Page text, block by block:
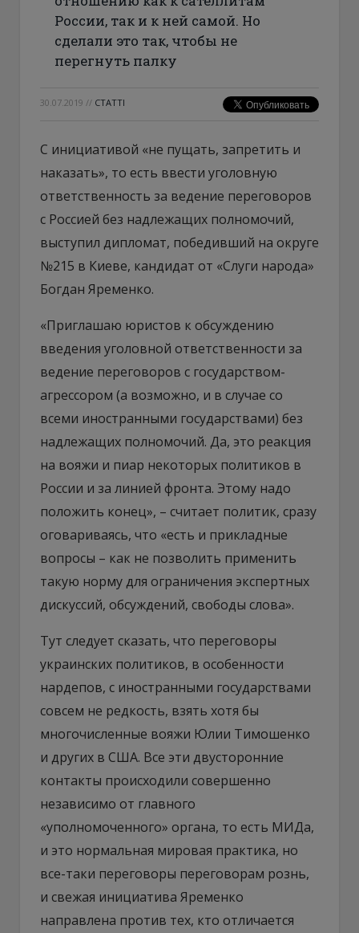
России, так и к ней самой. Но
сделали это так, чтобы не
перегнуть палку
30.07.2019 // СТАТТІ
С инициативой «не пущать, запретить и
наказать», то есть ввести уголовную
ответственность за ведение переговоров
с Россией без надлежащих полномочий,
выступил дипломат, победивший на округе
№215 в Киеве, кандидат от «Слуги народа»
Богдан Яременко.
«Приглашаю юристов к обсуждению
введения уголовной ответственности за
ведение переговоров с государством-
агрессором (а возможно, и в случае со
всеми иностранными государствами) без
надлежащих полномочий. Да, это реакция
на вояжи и пиар некоторых политиков в
России и за линией фронта. Этому надо
положить конец», – считает политик, сразу
оговариваясь, что «есть и прикладные
вопросы – как не позволить применить
такую норму для ограничения экспертных
дискуссий, обсуждений, свободы слова».
Тут следует сказать, что переговоры
украинских политиков, в особенности
нардепов, с иностранными государствами
совсем не редкость, взять хотя бы
многочисленные вояжи Юлии Тимошенко
и других в США. Все эти двусторонние
контакты происходили совершенно
независимо от главного
«уполномоченного» органа, то есть МИДа,
и это нормальная мировая практика, но
все-таки переговоры переговорам рознь,
и свежая инициатива Яременко
направлена против тех, кто отличается